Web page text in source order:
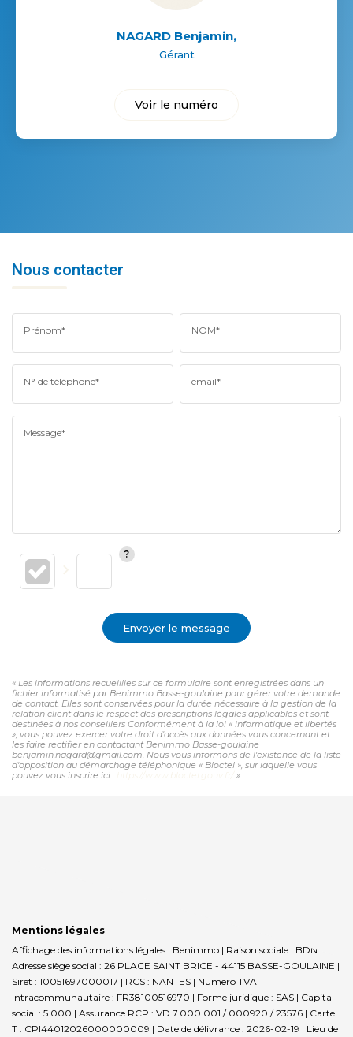
NAGARD Benjamin,
Gérant
Voir le numéro
Nous contacter
Prénom* NOM*
N° de téléphone* email*
Message*
Envoyer le message
« Les informations recueillies sur ce formulaire sont enregistrées dans un
fichier informatisé par Benimmo Basse-goulaine pour gérer votre demande
de contact. Elles sont conservées pour la durée nécessaire à la gestion de la
relation client dans le respect des prescriptions légales applicables et sont
destinées à nos conseillers Conformément à la loi « informatique et libertés
», vous pouvez exercer votre droit d'accès aux données vous concernant et
les faire rectifier en contactant Benimmo Basse-goulaine
benjamin.nagard@gmail.com. Nous vous informons de l'existence de la liste
d'opposition au démarchage téléphonique « Bloctel », sur laquelle vous
pouvez vous inscrire ici :
»
Mentions légales
Affichage des informations légales : Benimmo | Raison sociale : BDN |
Adresse siège social : 26 PLACE SAINT BRICE - 44115 BASSE-GOULAINE |
Siret : 10051697000017 | RCS : NANTES | Numero TVA
Intracommunautaire : FR38100516970 | Forme juridique : SAS | Capital
social : 5 000 | Assurance RCP : VD 7.000.001 / 000920 / 23576 | Carte
T : CPI44012026000000009 | Date de délivrance : 2026-02-19 | Lieu de